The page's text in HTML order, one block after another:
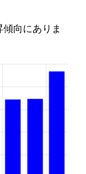
向にありま